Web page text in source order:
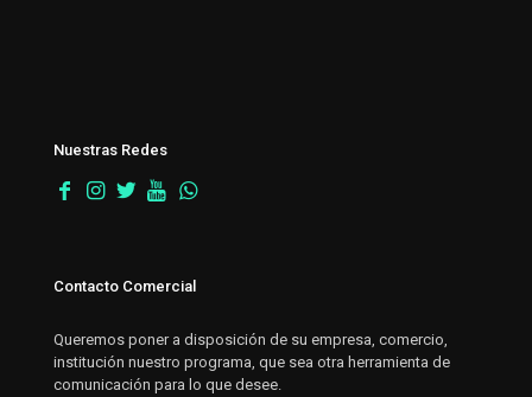
Nuestras Redes
Contacto Comercial
Queremos poner a disposición de su empresa, comercio,
institución nuestro programa, que sea otra herramienta de
comunicación para lo que desee.